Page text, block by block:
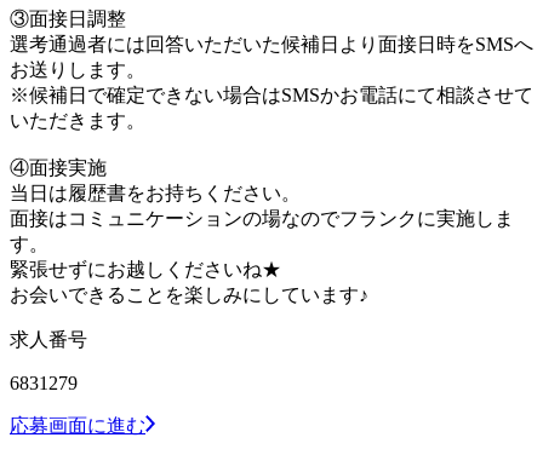
③面接日調整
選考通過者には回答いただいた候補日より面接日時をSMSへ
お送りします。
※候補日で確定できない場合はSMSかお電話にて相談させて
いただきます。
④面接実施
当日は履歴書をお持ちください。
面接はコミュニケーションの場なのでフランクに実施しま
す。
緊張せずにお越しくださいね★
お会いできることを楽しみにしています♪
求人番号
6831279
応募画面に進む